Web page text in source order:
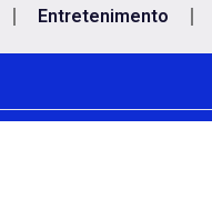
Entretenimento